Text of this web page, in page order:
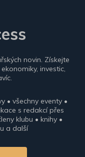
novin. Získejte
investic,
• všechny eventy •
s redakcí přes
klubu • knihy •
a další